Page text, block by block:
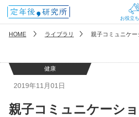
お役立
HOME ライブラリ 親子コミュニケ
健康
2019年11月01日
親子コミュニケーシ